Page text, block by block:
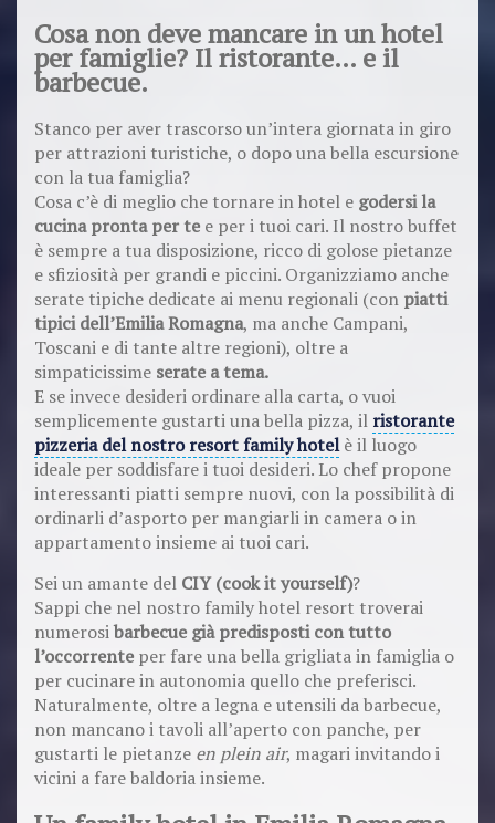
Cosa non deve mancare in un hotel
per famiglie? Il ristorante… e il
barbecue.
Stanco per aver trascorso un’intera giornata in giro
per attrazioni turistiche, o dopo una bella escursione
con la tua famiglia?
Cosa c’è di meglio che tornare in hotel e godersi la
cucina pronta per te e per i tuoi cari. Il nostro buffet
è sempre a tua disposizione, ricco di golose pietanze
e sfiziosità per grandi e piccini. Organizziamo anche
serate tipiche dedicate ai menu regionali (con piatti
tipici dell’Emilia Romagna, ma anche Campani,
Toscani e di tante altre regioni), oltre a
simpaticissime serate a tema.
E se invece desideri ordinare alla carta, o vuoi
semplicemente gustarti una bella pizza, il ristorante
pizzeria del nostro resort family hotel è il luogo
ideale per soddisfare i tuoi desideri. Lo chef propone
interessanti piatti sempre nuovi, con la possibilità di
ordinarli d’asporto per mangiarli in camera o in
appartamento insieme ai tuoi cari.
Sei un amante del CIY (cook it yourself)?
Sappi che nel nostro family hotel resort troverai
numerosibarbecue già predisposti con tutto
l’occorrente per fare una bella grigliata in famiglia o
per cucinare in autonomia quello che preferisci.
Naturalmente, oltre a legna e utensili da barbecue,
non mancano i tavoli all’aperto con panche, per
gustarti le pietanze en plein air, magari invitando i
vicini a fare baldoria insieme.